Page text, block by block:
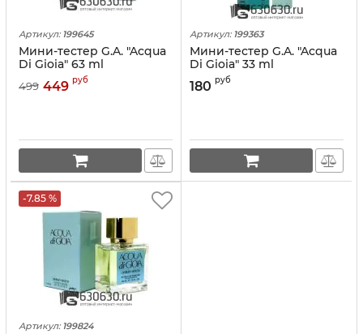
Артикул: 199645
Мини-тестер G.A. "Acqua
Di Gioia" 63 ml
499 449 руб
Артикул: 199363
Мини-тестер G.A. "Acqua
Di Gioia" 33 ml
180 руб
-7.85 %
Артикул: 199824